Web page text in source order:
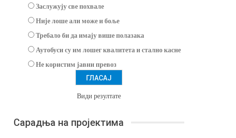
Заслужују све похвале
Није лоше али може и боље
Требало би да имају више полазака
Аутобуси су им лошег квалитета и стално касне
Не користим јавни превоз
Види резултате
Сарадња на пројектима